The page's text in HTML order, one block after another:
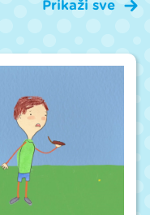
Prikaži sve